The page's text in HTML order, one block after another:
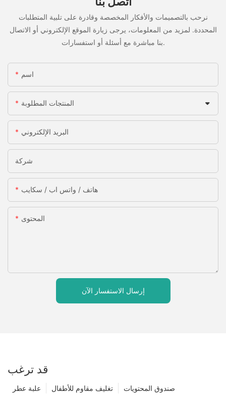
نرحب بالتصميمات والأفكار المخصصة وقادرة على تلبية المتطلبات
المحددة. لمزيد من المعلومات، يرجى زيارة الموقع الإلكتروني أو الاتصال
بنا مباشرة مع أسئلة أو استفسارات.
اسم
المنتجات المطلوبة
البريد الإلكتروني
شركة
هاتف / واتس اب / سكايب
المحتوى
إرسال الاستفسار الآن
قد ترغب
صندوق المحتويات تغليف مقاوم للأطفال علبة عطر